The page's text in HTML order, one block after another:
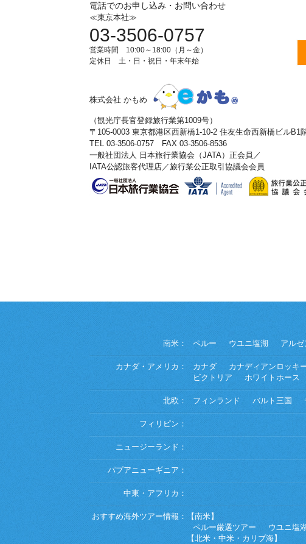
電話でのお申し込み・お問い合わせ
≪東京本社≫
03-3506-0757
営業時間 10:00～18:00（月～金）
定休日 土・日・祝日・年末年始
株式会社 かもめ
（観光庁長官登録旅行業第1009号）
〒105-0003 東京都港区西新橋1-10-2 住友生命西新橋ビルB1
TEL 03-3506-0757 FAX 03-3506-8536
一般社団法人 日本旅行業協会（JATA）正会員／
IATA公認旅客代理店／旅行業公正取引協議会会員
南米： ペルー ウユニ塩湖 アルゼ
カナダ・アメリカ： カナダ カナディアンロッキ
ビクトリア
ホワイトホース
北欧： フィンランド バルト三国
フィリピン：
ニュージーランド：
パプアニューギニア：
中東・アフリカ：
おすすめ海外ツアー情報：
【南米】
ペルー厳選ツアー
ウユニ塩湖
【北米・中米・カリブ海】